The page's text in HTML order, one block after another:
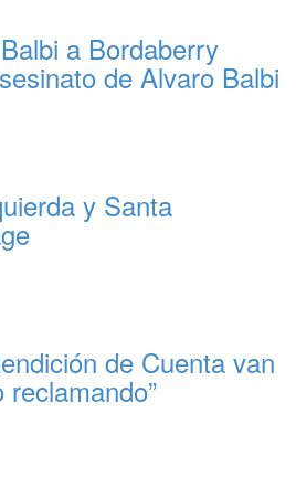
a Bordaberry
de Alvaro Balbi
y Santa
de Cuenta van